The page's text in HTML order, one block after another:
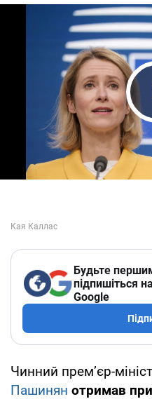
Будьте
підпишіться
Google
Чинний прем’єр-
Пашинян отримав